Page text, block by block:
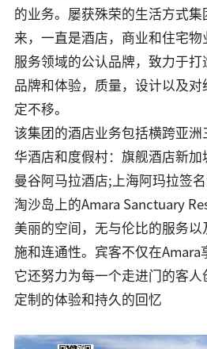
的业务。屡获殊荣的生活方式
来，一直是酒店，商业和住宅
服务领域的公认品牌，致力于
品牌和体验，质量，设计以及
定不移。
该集团的酒店业务包括横跨亚
华酒店和度假村：旗舰酒店新加
曼谷阿马拉酒店;上海阿玛拉签
淘沙岛上的Amara Sanctuary
美丽的空间，无与伦比的服务
施和连通性。宾客不仅在Amara
它还努力为每一个走进门的客
定制的体验和持久的回忆